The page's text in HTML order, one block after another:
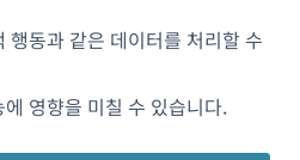
행동과 같은 데이터를 처리할 수
영향을 미칠 수 있습니다.
한국어
에
열
창
서
창
서